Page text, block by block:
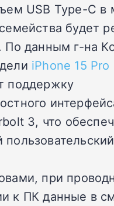
USB Type-C в
будет
По данным г-на
iPhone 15 Pro
поддержку
3, что
при
к ПК данные в